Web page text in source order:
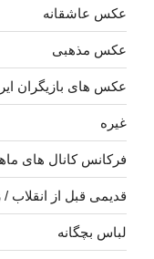
عکس عاشقانه
عکس مذهبی
عکس های بازیگران
غیره
فرکانس کانال های
قدیمی قبل از انقلاب
لباس بچگانه